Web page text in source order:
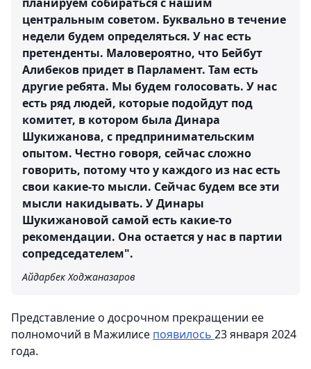
планируем собираться с нашим
центральным советом. Буквально в течение
недели будем определяться. У нас есть
претенденты. Маловероятно, что Бейбут
Алибеков придет в Парламент. Там есть
другие ребята. Мы будем голосовать. У нас
есть ряд людей, которые подойдут под
комитет, в котором была Динара
Шукижанова, с предпринимательским
опытом. Честно говоря, сейчас сложно
говорить, потому что у каждого из нас есть
свои какие-то мысли. Сейчас будем все эти
мысли накидывать. У Динары
Шукижановой самой есть какие-то
рекомендации. Она остается у нас в партии
сопредседателем".
Айдарбек Ходжаназаров
Представление о досрочном прекращении ее
полномочий в Мажилисе появилось 23 января 2024
года.